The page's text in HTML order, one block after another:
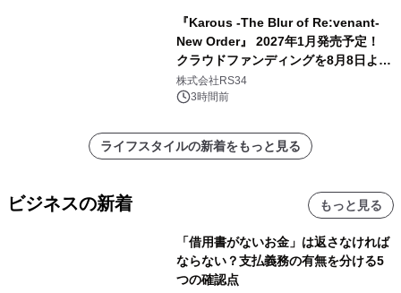
『Karous -The Blur of Re:venant-
New Order』 2027年1月発売予定！
クラウドファンディングを8月8日より
開始
株式会社RS34
3時間前
ライフスタイルの新着をもっと見る
ビジネスの新着 もっと見る
「借用書がないお金」は返さなければ
ならない？支払義務の有無を分ける5
つの確認点